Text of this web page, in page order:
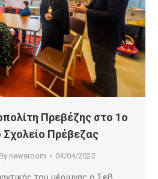
Πρεβέζης στο 1ο
Σχολείο Πρέβεζας
By newsroom 04/04/2025